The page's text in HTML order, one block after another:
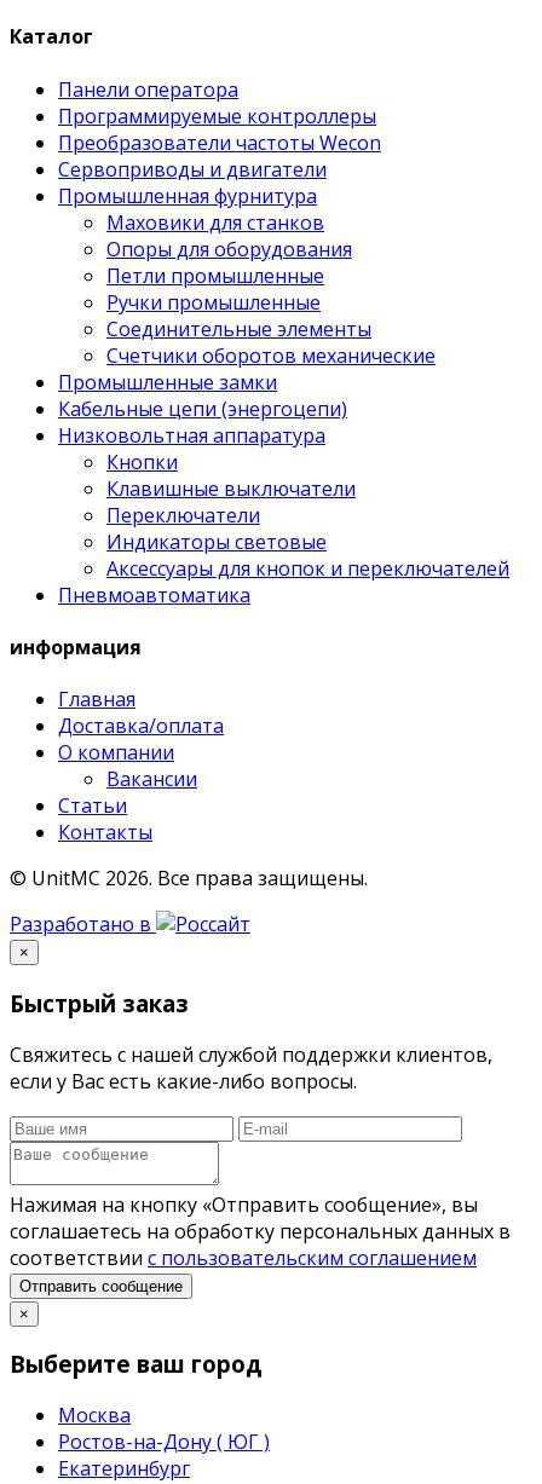
Каталог
Панели оператора
Программируемые контроллеры
Преобразователи частоты Wecon
Сервоприводы и двигатели
Промышленная фурнитура
Маховики для станков
Опоры для оборудования
Петли промышленные
Ручки промышленные
Соединительные элементы
Счетчики оборотов механические
Промышленные замки
Кабельные цепи (энергоцепи)
Низковольтная аппаратура
Кнопки
Клавишные выключатели
Переключатели
Индикаторы световые
Аксессуары для кнопок и переключателей
Пневмоавтоматика
информация
Главная
Доставка/оплата
О компании
Вакансии
Статьи
Контакты
© UnitMC 2026. Все права защищены.
Разработано в
×
Быстрый заказ
Свяжитесь с нашей службой поддержки клиентов,
если у Вас есть какие-либо вопросы.
Нажимая на кнопку «Отправить сообщение», вы
соглашаетесь на обработку персональных данных в
соответствии с пользовательским соглашением
Отправить сообщение
×
Выберите ваш город
Москва
Ростов-на-Дону ( ЮГ )
Екатеринбург